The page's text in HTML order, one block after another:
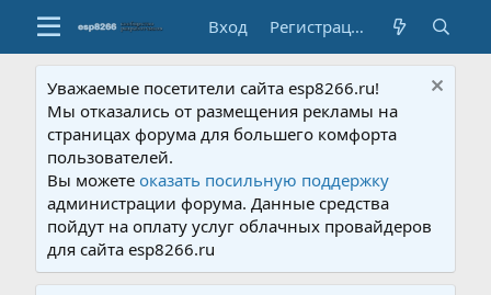
Вход Регистрация
Уважаемые посетители сайта esp8266.ru!
Мы отказались от размещения рекламы на
страницах форума для большего комфорта
пользователей.
Вы можетеоказать посильную поддержку
администрации форума. Данные средства
пойдут на оплату услуг облачных провайдеров
для сайта esp8266.ru